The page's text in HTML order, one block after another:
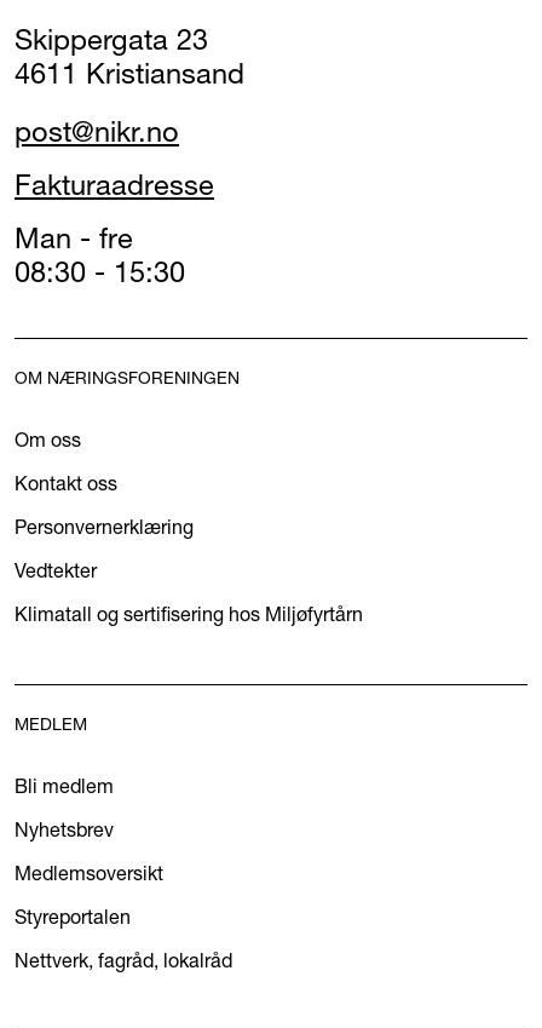
Skippergata 23
4611 Kristiansand
post@nikr.no
Fakturaadresse
Man - fre
08:30 - 15:30
OM NÆRINGSFORENINGEN
Om oss
Kontakt oss
Personvernerklæring
Vedtekter
Klimatall og sertifisering hos Miljøfyrtårn
MEDLEM
Bli medlem
Nyhetsbrev
Medlemsoversikt
Styreportalen
Nettverk, fagråd, lokalråd